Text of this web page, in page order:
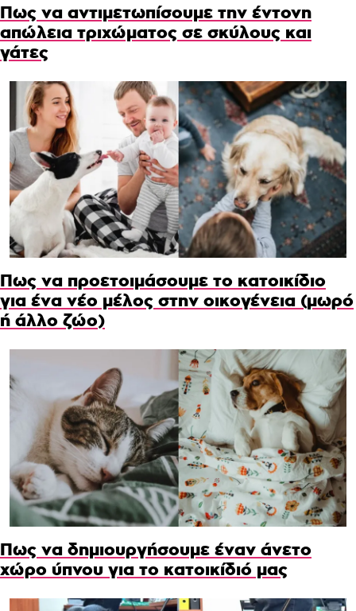
Πως να αντιμετωπίσουμε την έντονη
απώλεια τριχώματος σε σκύλους και
γάτες
Πως να προετοιμάσουμε το κατοικίδιο
για ένα νέο μέλος στην οικογένεια (μωρό
ή άλλο ζώο)
Πως να δημιουργήσουμε έναν άνετο
χώρο ύπνου για το κατοικίδιό μας